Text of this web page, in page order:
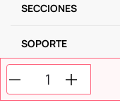
SECCIONES
SOPORTE
SERVICIOS